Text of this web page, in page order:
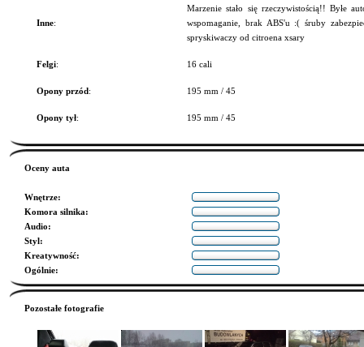
Inne:
Marzenie stało się rzeczywistością!! Byłe
wspomaganie, brak ABS'u :( śruby
spryskiwaczy od citroena xsary
Felgi: 16 cali
Opony przód: 195 mm / 45
Opony tył: 195 mm / 45
Oceny auta
Wnętrze:
Komora silnika:
Audio:
Styl:
Kreatywność:
Ogólnie:
Pozostałe fotografie